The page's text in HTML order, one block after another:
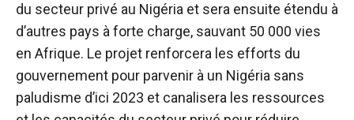
du secteur privé au Nigéria et sera ensuite étendu à
d’autres pays à forte charge, sauvant 50 000 vies
en Afrique. Le projet renforcera les efforts du
gouvernement pour parvenir à un Nigéria sans
paludisme d’ici 2023 et canalisera les ressources